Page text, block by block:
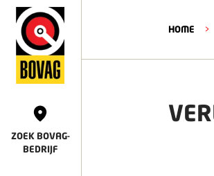
ZOEK BOVAG-
BEDRIJF
HOME >